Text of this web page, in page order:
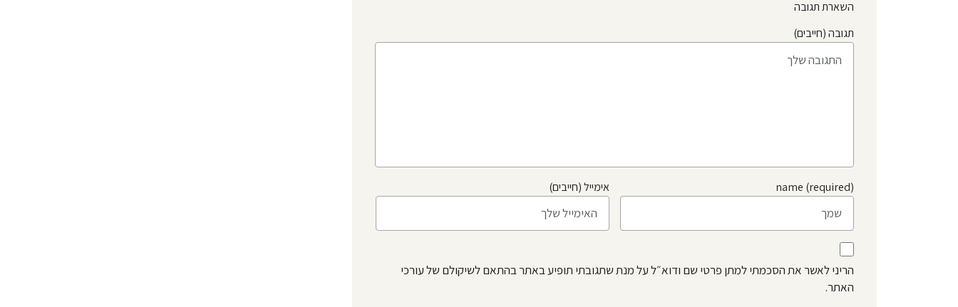
השארת תגובה
תגובה (חייבים)
name (required) אימייל (חייבים)
הריני לאשר את הסכמתי למתן פרטי שם ודוא״ל על מנת שתגובתי תופיע באתר בהתאם לשיקולם של עורכי
האתר.